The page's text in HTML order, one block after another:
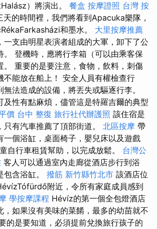
）將演出。 餐盒 按摩證照 台灣 按
天的時間裡，我們將看到Apacuka樂隊，
和墨水。 大里按摩推薦
一支由明星表演者組成的大軍，卸下了公
。 登機時，應將行李箱（可以由乘客保
。 重要的是要注意，食物，飲料，刺傷
不能放在船上！ 安全人員有權檢查行
法造成的設備，將丟失或驅逐行李。
及性有點麻煩，儘管這是特羅吉爾的典型
價 台中 整復 旅行社代辦護照 該住宿是
有汽車推薦了頂部街道。 北區按摩 帶
一個浴缸，桌面椅子，嬰兒床以及遊戲
自行車租賃幫助，以完成放鬆。 台灣公
客人可以通過室內走廊從酒店步行到浴
含浴缸。 撥筋 新竹縣竹北市 該酒店位
附近，令所有家庭成員感到
學按摩課程 Hévíz的第一個全包燈酒店
，如果沒有美味的菜餚，最多的幼苗就不
的是要知道，必須提前兌換旅行孩子的